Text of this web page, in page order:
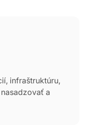
infraštruktúru,
a